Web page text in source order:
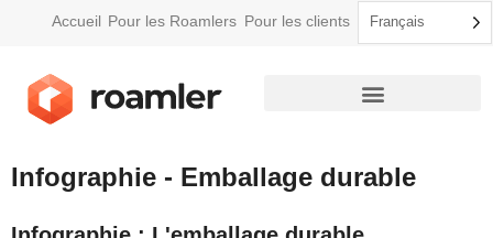
Accueil Pour les Roamlers Pour les clients Français
Infographie - Emballage durable